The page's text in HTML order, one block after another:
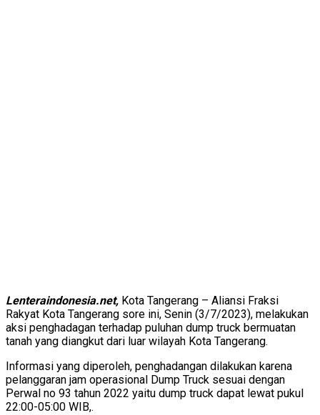
Lenteraindonesia.net, Kota Tangerang – Aliansi Fraksi
Rakyat Kota Tangerang sore ini, Senin (3/7/2023), melakukan
aksi penghadagan terhadap puluhan dump truck bermuatan
tanah yang diangkut dari luar wilayah Kota Tangerang.
Informasi yang diperoleh, penghadangan dilakukan karena
pelanggaran jam operasional Dump Truck sesuai dengan
Perwal no 93 tahun 2022 yaitu dump truck dapat lewat pukul
22:00-05:00 WIB,.